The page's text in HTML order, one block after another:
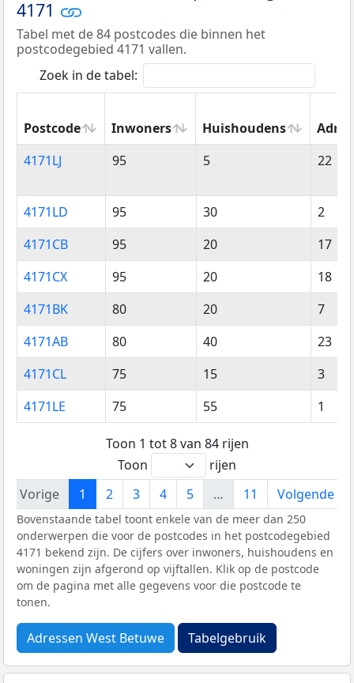
4171
Tabel met de 84 postcodes die binnen het
postcodegebied 4171 vallen.
Zoek in de tabel:
Postcode Inwoners Huishoudens
Postcode
Inwoners Huishoudens
4171LJ 95 5 22
4171LD 95 30
2
4171CB
95 20
17
4171CX
95 20
18
4171BK
80 20
7
4171AB
80 40
23
4171CL
75 15
3
4171LE
75 55 1
Toon 1 tot 8 van 84 rijen
Toon
rijen
Vorige
1 2 3 4 5 … 11 Volgende
Bovenstaande tabel toont enkele van de meer dan 250
onderwerpen die voor de postcodes in het postcodegebied
4171 bekend zijn. De cijfers over inwoners, huishoudens en
woningen zijn afgerond op vijftallen. Klik op de postcode
om de pagina met alle gegevens voor die postcode te
tonen.
Adressen West Betuwe Tabelgebruik